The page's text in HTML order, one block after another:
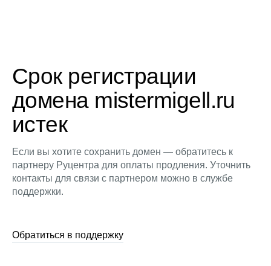
Срок регистрации
домена mistermigell.ru
истек
Если вы хотите сохранить домен — обратитесь к
партнеру Руцентра для оплаты продления. Уточнить
контакты для связи с партнером можно в службе
поддержки.
Обратиться в поддержку